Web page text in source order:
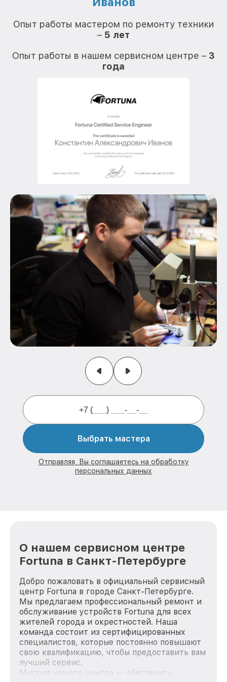
Опыт работы мастером по ремонту техники
– 5 лет
Опыт работы в нашем сервисном центре – 3
года
Выбрать мастера
Отправляя, Вы соглашаетесь на обработку
персональных данных
О нашем сервисном центре
Fortuna в Санкт-Петербурге
Добро пожаловать в официальный сервисный
центр Fortuna в городе Санкт-Петербурге.
Мы предлагаем профессиональный ремонт и
обслуживание устройств Fortuna для всех
жителей города и окрестностей. Наша
команда состоит из сертифицированных
специалистов, которые постоянно повышают
свою квалификацию, чтобы предоставить вам
лучший сервис.
Миссия нашего центра — обеспечить